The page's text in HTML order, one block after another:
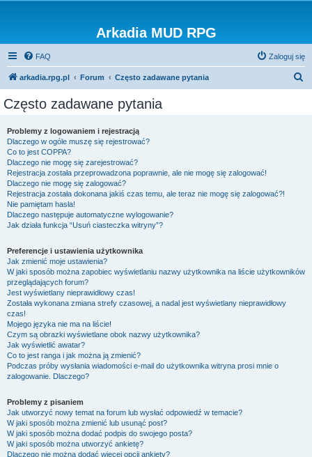
Arkadia MUD RPG
FAQ Zaloguj się
arkadia.rpg.pl Forum Często zadawane pytania
Często zadawane pytania
Problemy z logowaniem i rejestracją
Dlaczego w ogóle muszę się rejestrować?
Co to jest COPPA?
Dlaczego nie mogę się zarejestrować?
Rejestracja została przeprowadzona poprawnie, ale nie mogę się zalogować!
Dlaczego nie mogę się zalogować?
Rejestracja została dokonana jakiś czas temu, ale teraz nie mogę się zalogować?!
Nie pamiętam hasła!
Dlaczego następuje automatyczne wylogowanie?
Jak działa funkcja “Usuń ciasteczka witryny”?
Preferencje i ustawienia użytkownika
Jak zmienić moje ustawienia?
W jaki sposób można zapobiec wyświetlaniu nazwy użytkownika na liście użytkowników
przeglądających forum?
Jest wyświetlany nieprawidłowy czas!
Została wykonana zmiana strefy czasowej, a nadal jest wyświetlany nieprawidłowy
czas!
Mojego języka nie ma na liście!
Czym są obrazki wyświetlane obok nazwy użytkownika?
Jak wyświetlić awatar?
Co to jest ranga i jak można ją zmienić?
Podczas próby wysłania wiadomości e-mail do użytkownika witryna prosi mnie o
zalogowanie. Dlaczego?
Problemy z pisaniem
Jak utworzyć nowy temat na forum lub wysłać odpowiedź w temacie?
W jaki sposób można zmienić lub usunąć post?
W jaki sposób można dodać podpis do swojego posta?
W jaki sposób można utworzyć ankietę?
Dlaczego nie można dodać więcej opcji ankiety?